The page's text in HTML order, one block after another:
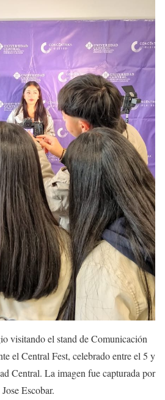
visitando el stand de Comunicación
el Central Fest, celebrado entre el 5 y
Central. La imagen fue capturada por
Jose Escobar.